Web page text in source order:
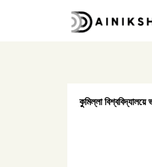
কুমিল্লা